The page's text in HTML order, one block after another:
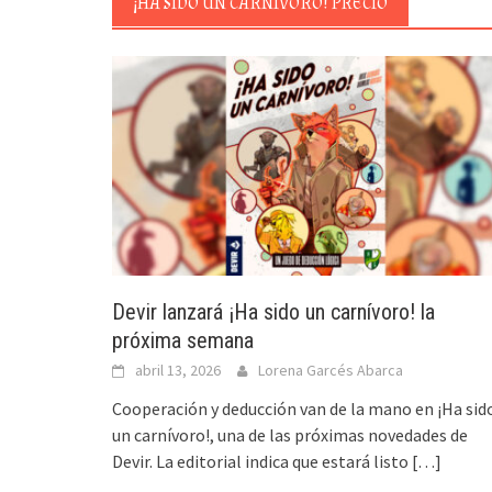
Devir lanzará ¡Ha sido un carnívoro! la
próxima semana
abril 13, 2026 Lorena Garcés Abarca
Cooperación y deducción van de la mano en ¡Ha
un carnívoro!, una de las próximas novedades de
Devir. La editorial indica que estará listo […]